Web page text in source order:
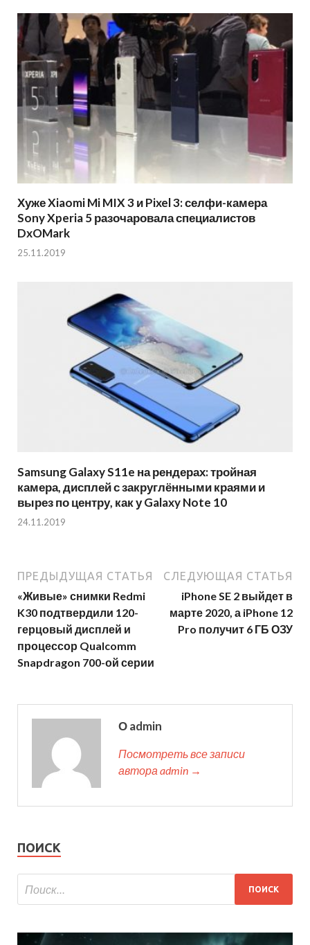
Хуже Xiaomi Mi MIX 3 и Pixel 3: селфи-камера
Sony Xperia 5 разочаровала специалистов
DxOMark
25.11.2019
Samsung Galaxy S11e на рендерах: тройная
камера, дисплей с закруглёнными краями и
вырез по центру, как у Galaxy Note 10
24.11.2019
ПРЕДЫДУЩАЯ СТАТЬЯ
«Живые» снимки Redmi
K30 подтвердили 120-
герцовый дисплей и
процессор Qualcomm
Snapdragon 700-ой серии
СЛЕДУЮЩАЯ СТАТЬЯ
iPhone SE 2 выйдет в
марте 2020, а iPhone 12
Pro получит 6 ГБ ОЗУ
О admin
Посмотреть все записи
автора admin →
ПОИСК